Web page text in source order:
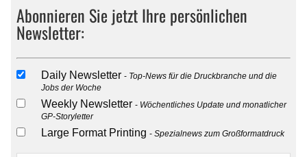
Abonnieren Sie jetzt Ihre persönlichen
Newsletter:
Daily Newsletter
Top-News für die Druckbranche und die
Jobs der Woche
Weekly Newsletter
Wöchentliches Update und monatlicher
GP-Storyletter
Large Format Printing Spezialnews zum Großformatdruck